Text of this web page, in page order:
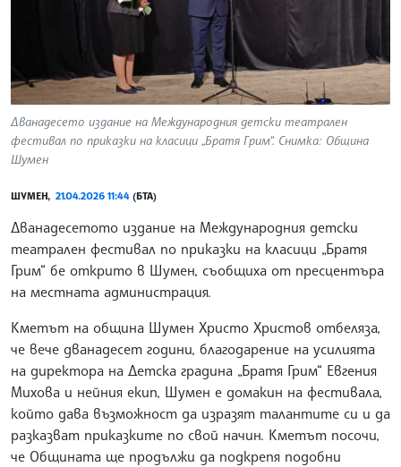
Дванадесето издание на Международния детски театрален
фестивал по приказки на класици „Братя Грим“. Снимка: Община
Шумен
ШУМЕН, 21.04.2026 11:44 (БТА)
Дванадесетото издание на Международния детски
театрален фестивал по приказки на класици „Братя
Грим“ бе открито в Шумен, съобщиха от пресцентъра
на местната администрация.
Кметът на община Шумен Христо Христов отбеляза,
че вече дванадесет години, благодарение на усилията
на директора на Детска градина „Братя Грим“ Евгения
Михова и нейния екип, Шумен е домакин на фестивала,
който дава възможност да изразят талантите си и да
разказват приказките по свой начин. Кметът посочи,
че Общината ще продължи да подкрепя подобни